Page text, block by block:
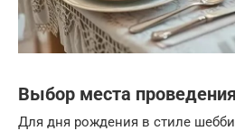
Выбор места проведения
Для дня рождения в стиле